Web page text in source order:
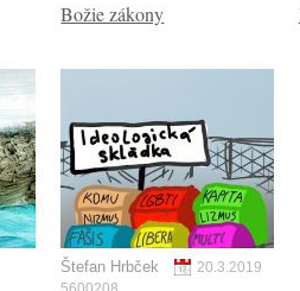
Božie zákony
Štefan Hrbček
20.3.2019